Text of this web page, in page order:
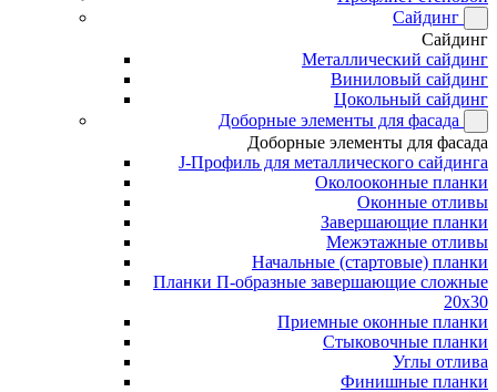
Сайдинг
Сайдинг
Металлический сайдинг
Виниловый сайдинг
Цокольный сайдинг
Доборные элементы для фасада
Доборные элементы для фасада
J-Профиль для металлического сайдинга
Околооконные планки
Оконные отливы
Завершающие планки
Межэтажные отливы
Начальные (стартовые) планки
Планки П-образные завершающие сложные
20x30
Приемные оконные планки
Стыковочные планки
Углы отлива
Финишные планки